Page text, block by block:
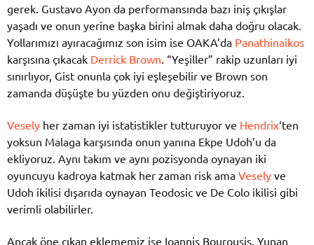
gerek. Gustavo Ayon da performansında bazı iniş çıkışlar
yaşadı ve onun yerine başka birini almak daha doğru olacak.
Yollarımızı ayıracağımız son isim ise OAKA’da Panathinaikos
karşısına çıkacak Derrick Brown . “Yeşiller” rakip uzunları iyi
sınırlıyor, Gist onunla çok iyi eşleşebilir ve Brown son
zamanda düşüşte bu yüzden onu değiştiriyoruz.
Vesely her zaman iyi istatistikler tutturuyor ve Hendrix‘ten
yoksun Malaga karşısında onun yanına Ekpe Udoh’u da
ekliyoruz. Aynı takım ve aynı pozisyonda oynayan iki
oyuncuyu kadroya katmak her zaman risk ama Vesely ve
Udoh ikilisi dışarıda oynayan Teodosic ve De Colo ikilisi gibi
verimli olabilirler.
Ancak öne çıkan eklememiz ise Ioannis Bourousis. Yunan